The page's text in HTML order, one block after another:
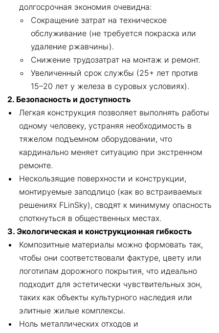
долгосрочная экономия очевидна:
Сокращение затрат на техническое
обслуживание (не требуется покраска или
удаление ржавчины).
Снижение трудозатрат на монтаж и ремонт.
Увеличенный срок службы (25+ лет против
15–20 лет у железа в суровых условиях).
2. Безопасность и доступность
Легкая конструкция позволяет выполнять работы
одному человеку, устраняя необходимость в
тяжелом подъемном оборудовании, что
кардинально меняет ситуацию при экстренном
ремонте.
Нескользящие поверхности и конструкции,
монтируемые заподлицо (как во встраиваемых
решениях FLinSky), сводят к минимуму опасность
споткнуться в общественных местах.
3. Экологическая и конструкционная гибкость
Композитные материалы можно формовать так,
чтобы они соответствовали фактуре, цвету или
логотипам дорожного покрытия, что идеально
подходит для эстетически чувствительных зон,
таких как объекты культурного наследия или
элитные жилые комплексы.
Ноль металлических отходов и